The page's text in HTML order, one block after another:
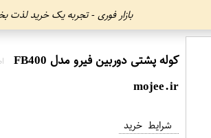
بازار فوری - تجربه یک خرید
کوله پشتی دوربین فیرو مدل FB400
mojee.ir
شرایط خرید